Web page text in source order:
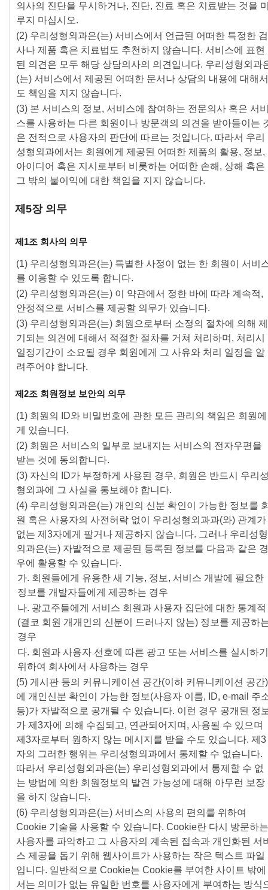
의사의 진단을 무시하거나, 진단, 진료 혹은 치료받는 것을
루지 마십시오.
(2) 우리성형외과은(는) 서비스에서 언급된 어떠한 특정한 검
사나 제품 혹은 치료법도 추천하지 않습니다. 서비스에 표현
된 의견은 모두 해당 상담의사의 의견입니다. 우리성형외과
(는) 서비스에서 제공된 어떠한 문서나 상담의 내용에 대해서
도 책임을 지지 않습니다.
(3) 본 서비스의 정보, 서비스에 참여하는 전문의사 혹은 서
스를 사용하는 다른 회원이나 방문객의 의견을 받아들이는
은 전적으로 사용자의 판단에 따르는 것입니다. 따라서 우리
성형외과에서는 회원에게 제공된 어떠한 제품의 활용, 정보,
아이디어 혹은 지시로부터 비롯하는 어떠한 손해, 상해 혹은
그 밖의 불이익에 대한 책임을 지지 않습니다.
제5장 의무
제1조 회사의 의무
(1) 우리성형외과은(는) 특별한 사정이 없는 한 회원이 서비
를 이용할 수 있도록 합니다.
(2) 우리성형외과은(는) 이 약관에서 정한 바에 따라 계속적,
안정적으로 서비스를 제공할 의무가 있습니다.
(3) 우리성형외과은(는) 회원으로부터 소정의 절차에 의해 제
기되는 의견에 대해서 적절한 절차를 거쳐 처리하며, 처리시
일정기간이 소요될 경우 회원에게 그 사유와 처리 일정을 알
려주어야 합니다.
제2조 회원정보 보안의 의무
(1) 회원의 ID와 비밀번호에 관한 모든 관리의 책임은 회원에
게 있습니다.
(2) 회원은 서비스의 일부로 보내지는 서비스의 전자우편을
받는 것에 동의합니다.
(3) 자신의 ID가 부정하게 사용된 경우, 회원은 반드시 우리
형외과에 그 사실을 통보해야 합니다.
(4) 우리성형외과은(는) 개인의 신분 확인이 가능한 정보를
원 혹은 사용자의 사전허락 없이 우리성형외과과(와) 관계가
없는 제3자에게 팔거나 제공하지 않습니다. 그러나 우리성형
외과은(는) 자발적으로 제공된 등록된 정보를 다음과 같은 경
우에 활용할 수 있습니다.
가. 회원들에게 유용한 새 기능, 정보, 서비스 개발에 필요한
정보를 개발자들에게 제공하는 경우
나. 광고주들에게 서비스 회원과 사용자 집단에 대한 통계적
(결코 회원 개개인의 신분이 드러나지 않는) 정보를 제공하
경우
다. 회원과 사용자 선호에 따른 광고 또는 서비스를 실시하기
위하여 회사에서 사용하는 경우
(5) 게시판 등의 커뮤니케이션 공간(이하 커뮤니케이션 공간)
에 개인신분 확인이 가능한 정보(사용자 이름, ID, e-mail 주
등)가 자발적으로 공개될 수 있습니다. 이런 경우 공개된 정
가 제3자에 의해 수집되고, 연관되어지며, 사용될 수 있으며
제3자로부터 원하지 않는 메시지를 받을 수도 있습니다. 제3
자의 그러한 행위는 우리성형외과에서 통제할 수 없습니다.
따라서 우리성형외과은(는) 우리성형외과에서 통제할 수 없
는 방법에 의한 회원정보의 발견 가능성에 대해 아무런 보장
을 하지 않습니다.
(6) 우리성형외과은(는) 서비스의 사용의 편의를 위하여
Cookie 기술을 사용할 수 있습니다. Cookie란 다시 방문하는
사용자를 파악하고 그 사용자의 계속된 접속과 개인화된 서
스 제공을 돕기 위해 웹사이트가 사용하는 작은 텍스트 파일
입니다. 일반적으로 Cookie는 Cookie를 부여한 사이트 밖에
서는 의미가 없는 유일한 번호를 사용자에게 부여하는 방식